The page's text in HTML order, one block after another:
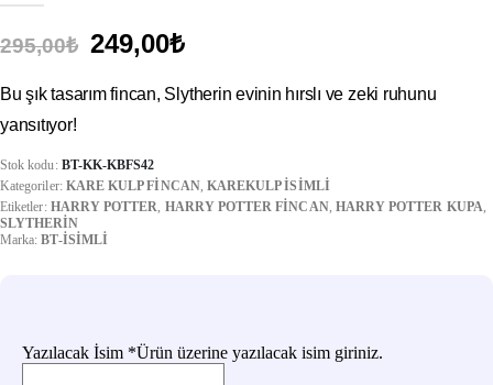
295,00₺ Orijinal
295,00₺.
249,00₺Şu
fiyat:
Bu şık tasarım fincan, Slytherin evinin hırslı ve zeki ruhunu
yansıtıyor!
Stok kodu: BT-KK-KBFS42
Kategoriler: KARE KULP FINCAN, KAREKULP İSIMLI
Etiketler: HARRY POTTER HARRY POTTER FINCAN, HARRY POTTER KUPA
SLYTHERIN
Marka:BT-İSIMLI
Yazılacak İsim *Ürün üzerine yazılacak isim giriniz.